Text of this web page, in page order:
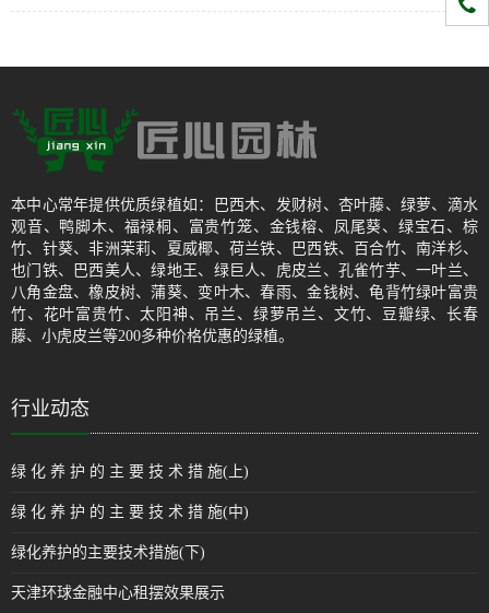
本中心常年提供优质绿植如：巴西木、发财树、杏叶藤、绿萝、滴水
观音、鸭脚木、福禄桐、富贵竹笼、金钱榕、凤尾葵、绿宝石、棕
竹、针葵、非洲茉莉、夏威椰、荷兰铁、巴西铁、百合竹、南洋杉、
也门铁、巴西美人、绿地王、绿巨人、虎皮兰、孔雀竹芋、一叶兰、
八角金盘、橡皮树、蒲葵、变叶木、春雨、金钱树、龟背竹绿叶富贵
竹、花叶富贵竹、太阳神、吊兰、绿萝吊兰、文竹、豆瓣绿、长春
藤、小虎皮兰等200多种价格优惠的绿植。
行业动态
绿 化 养 护 的 主 要 技 术 措 施(上)
绿 化 养 护 的 主 要 技 术 措 施(中)
绿化养护的主要技术措施(下)
天津环球金融中心租摆效果展示